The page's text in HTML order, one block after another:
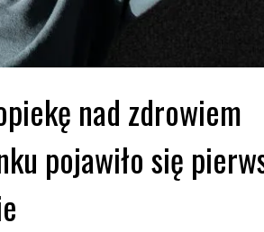
nad zdrowiem
pojawiło się